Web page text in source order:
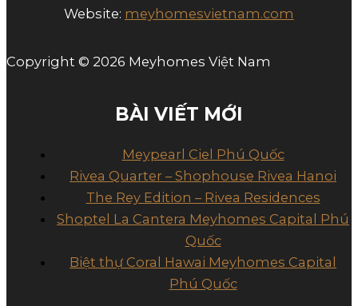
Website: meyhomesvietnam.com
Copyright © 2026 Meyhomes Việt Nam
BÀI VIẾT MỚI
Meypearl Ciel Phú Quốc
Rivea Quarter – Shophouse Rivea Hanoi
The Rey Edition – Rivea Residences
Shoptel La Cantera Meyhomes Capital Phú
Quốc
Biệt thự Coral Hawai Meyhomes Capital
Phú Quốc